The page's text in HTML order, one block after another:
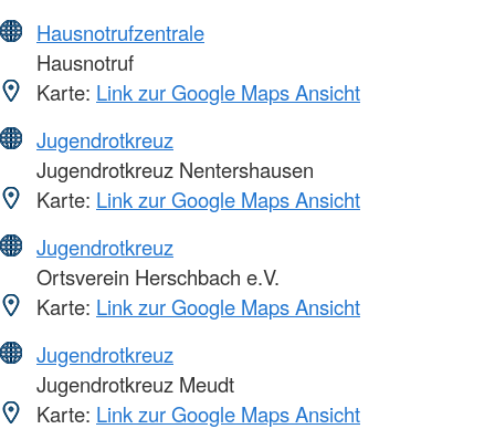
Hausnotrufzentrale
Hausnotruf
Karte: Link zur Google Maps Ansicht
Jugendrotkreuz
Jugendrotkreuz Nentershausen
Karte: Link zur Google Maps Ansicht
Jugendrotkreuz
Ortsverein Herschbach e.V.
Karte: Link zur Google Maps Ansicht
Jugendrotkreuz
Jugendrotkreuz Meudt
Karte: Link zur Google Maps Ansicht